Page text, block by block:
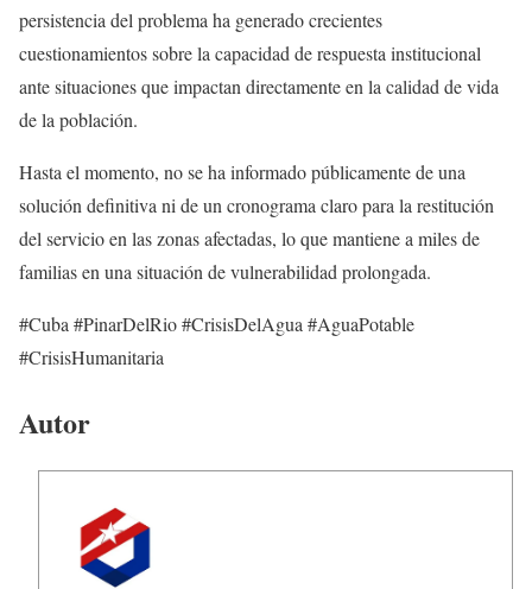
persistencia del problema ha generado crecientes
cuestionamientos sobre la capacidad de respuesta institucional
ante situaciones que impactan directamente en la calidad de vida
de la población.
Hasta el momento, no se ha informado públicamente de una
solución definitiva ni de un cronograma claro para la restitución
del servicio en las zonas afectadas, lo que mantiene a miles de
familias en una situación de vulnerabilidad prolongada.
#Cuba #PinarDelRio #CrisisDelAgua #AguaPotable
#CrisisHumanitaria
Autor